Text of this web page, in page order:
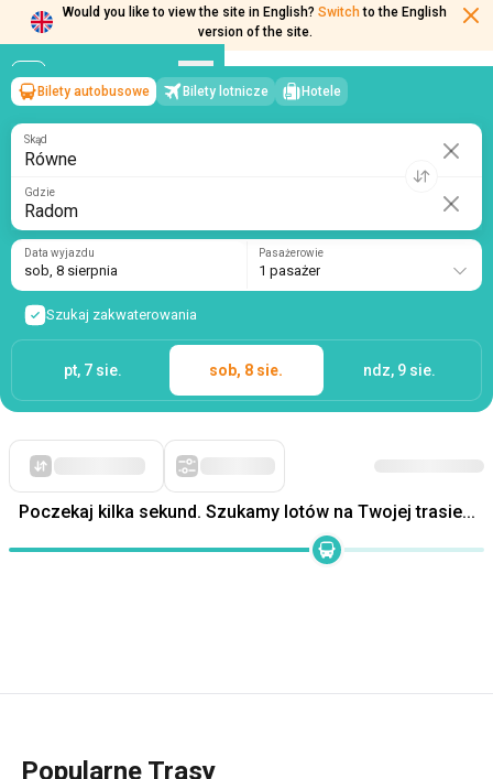
Would you like to view the site in English? Switch to the English
version of the site.
Równe→Radom
sob, 8 sierpnia/1 pasażer
Bilety autobusowe Bilety lotnicze Hotele
Skąd
Gdzie
Data wyjazdu
sob, 8 sierpnia
Pasażerowie
1 pasażer
Szukaj zakwaterowania
pt, 7 sie. sob, 8 sie. ndz, 9 sie.
Po pierwsze, tanie